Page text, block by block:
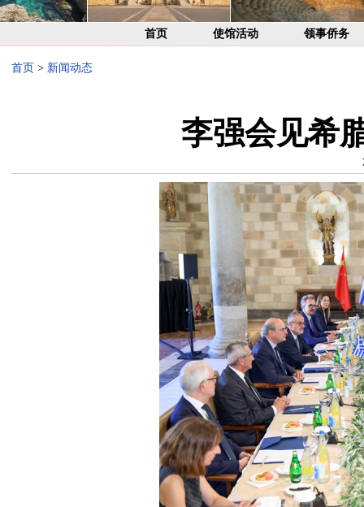
首页 使馆活动 领事侨务
首页 > 新闻动态
李强会见希